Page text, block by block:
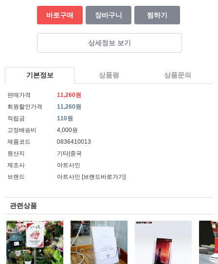
바로구매 장바구니 찜하기
상세정보 보기
기본정보 상품평 상품문의
판매가격
11,260원
회원할인가격
11,260원
적립금
110원
고정배송비
4,000원
제품코드
0836410013
원산지
기타|중국
제조사
아트사인
브랜드
아트사인 [브랜드바로가기]
관련상품